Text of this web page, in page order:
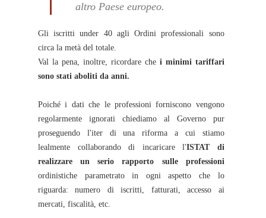
altro Paese europeo.
Gli iscritti under 40 agli Ordini professionali sono
circa la metà del totale.
Val la pena, inoltre, ricordare che i minimi tariffari
sono stati aboliti da anni.
Poiché i dati che le professioni forniscono vengono
regolarmente ignorati chiediamo al Governo pur
proseguendo l'iter di una riforma a cui stiamo
lealmente collaborando di incaricare l'ISTAT di
realizzare un serio rapporto sulle professioni
ordinistiche parametrato in ogni aspetto che lo
riguarda: numero di iscritti, fatturati, accesso ai
mercati, fiscalità, etc.